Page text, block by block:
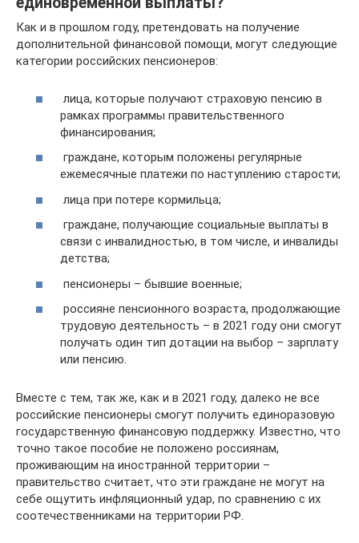
Как и в прошлом году, претендовать на получение
дополнительной финансовой помощи, могут следующие
категории российских пенсионеров:
лица, которые получают страховую пенсию в
рамках программы правительственного
финансирования;
граждане, которым положены регулярные
ежемесячные платежи по наступлению старости;
лица при потере кормильца;
граждане, получающие социальные выплаты в
связи с инвалидностью, в том числе, и инвалиды
детства;
пенсионеры – бывшие военные;
россияне пенсионного возраста, продолжающие
трудовую деятельность – в 2021 году они смогут
получать один тип дотации на выбор – зарплату
или пенсию.
Вместе с тем, так же, как и в 2021 году, далеко не все
российские пенсионеры смогут получить единоразовую
государственную финансовую поддержку. Известно, что
точно такое пособие не положено россиянам,
проживающим на иностранной территории –
правительство считает, что эти граждане не могут на
себе ощутить инфляционный удар, по сравнению с их
соотечественниками на территории РФ.